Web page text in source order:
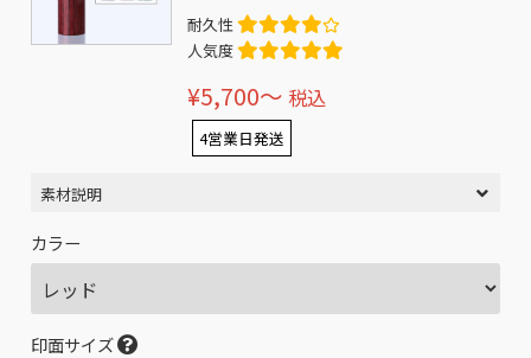
耐久性
人気度
¥5,700〜 税込
4営業日発送
素材説明
カラー
印面サイズ